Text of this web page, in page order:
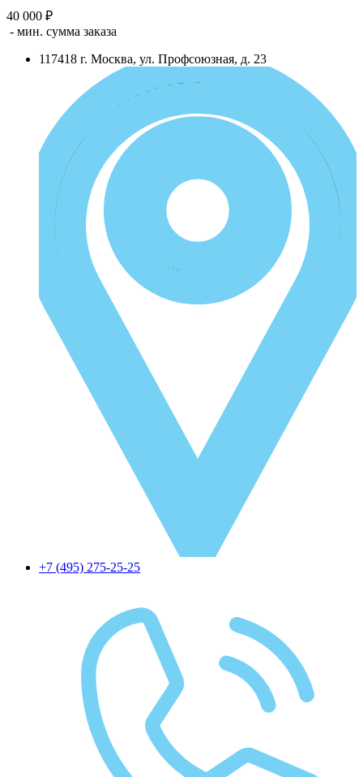
40 000 ₽
- мин. сумма заказа
117418 г. Москва, ул. Профсоюзная, д. 23
+7 (495) 275-25-25